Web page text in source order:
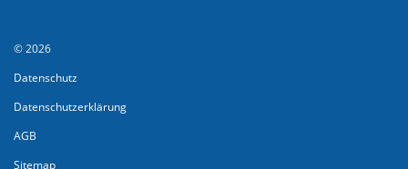
© 2026
Datenschutz
Datenschutzerklärung
AGB
Sitemap